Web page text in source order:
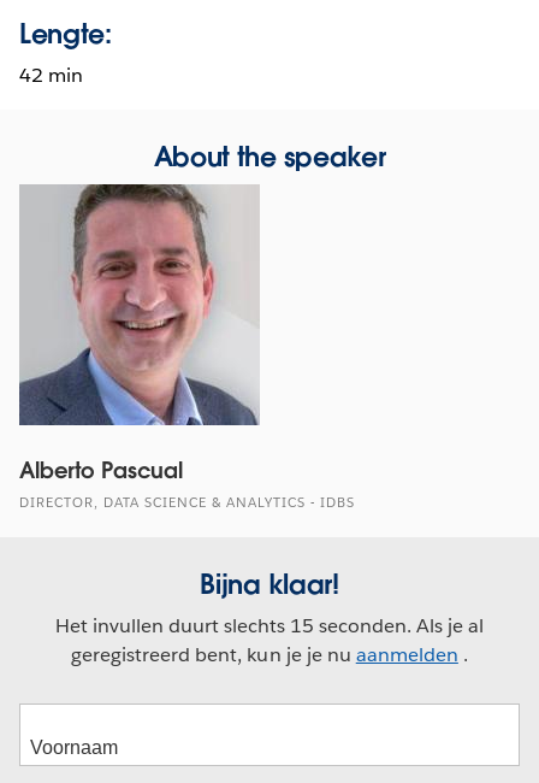
Lengte:
42 min
About the speaker
Alberto Pascual
DIRECTOR, DATA SCIENCE & ANALYTICS - IDBS
Bijna klaar!
Het invullen duurt slechts 15 seconden. Als je al
geregistreerd bent, kun je je nu aanmelden .